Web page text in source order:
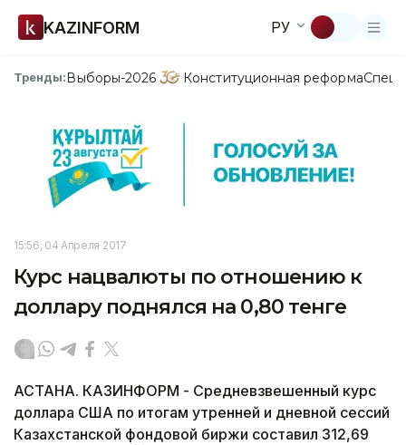
KAZINFORM РУ
Тренды:Выборы-2026 Конституционная реформа
15:56, 04 Апреля 2017
Курс нацвалюты по отношению к
доллару поднялся на 0,80 тенге
АСТАНА. КАЗИНФОРМ - Средневзвешенный курс
доллара США по итогам утренней и дневной сессий
Казахстанской фондовой биржи составил 312,69